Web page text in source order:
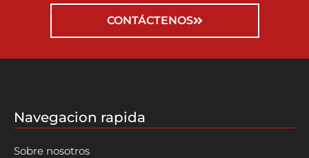
CONTÁCTENOS
Navegacion rapida
Sobre nosotros